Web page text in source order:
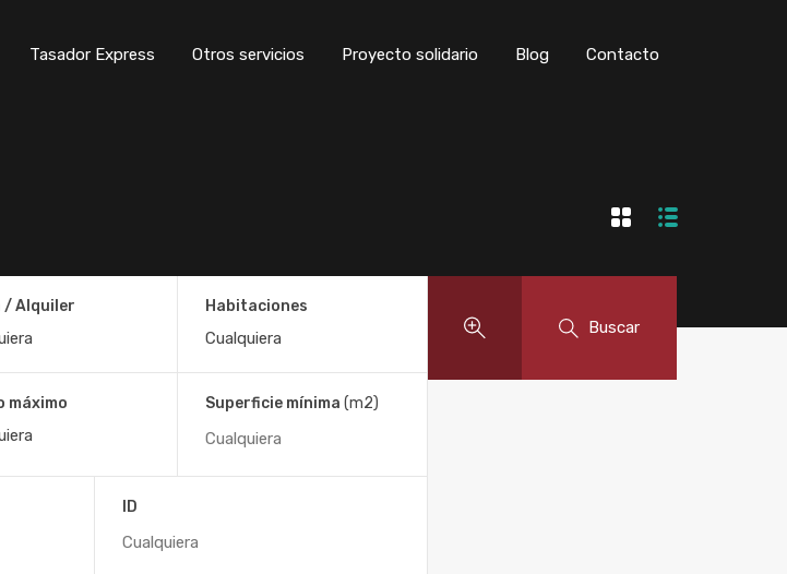
Tasador Express Otros servicios Proyecto solidario Blog Contacto
/ Alquiler Habitaciones
máximo Superficie mínima (m2)
ID
Buscar